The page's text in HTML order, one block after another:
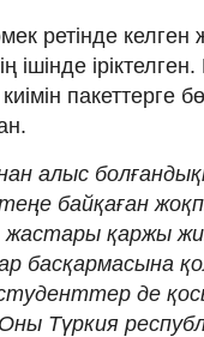
ретінде келген
ішінде
пакеттерге
алыс
байқаған
жастары қаржы
басқармасына
де
Түркия